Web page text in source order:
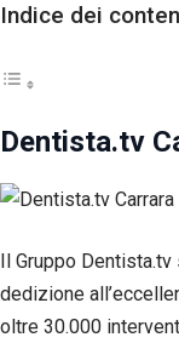
Indice dei
Dentista.tv
Il Gruppo
dedizione
oltre 30.000